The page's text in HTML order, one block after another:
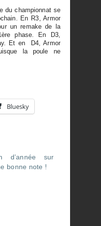
du championnat se
En R3, Armor
un remake de la
phase. En D3,
Et en D4, Armor
la poule ne
Bluesky
d’année sur
bonne note !